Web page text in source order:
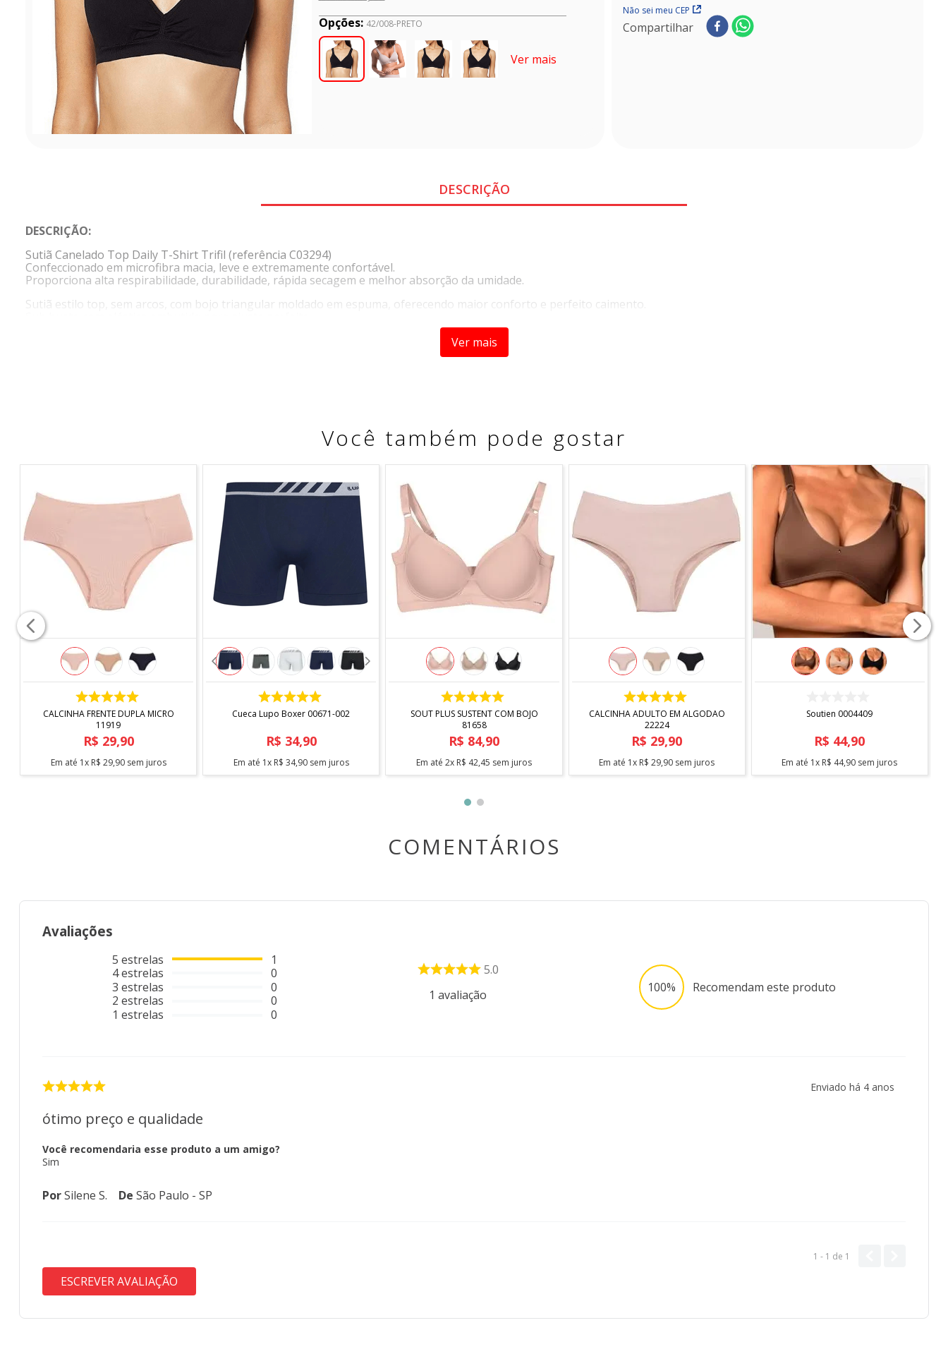
Opções: 42/008-PRETO
Ver mais
Não sei meu CEP
Compartilhar
DESCRIÇÃO
DESCRIÇÃO:
Sutiã Canelado Top Daily T-Shirt Trifil (referência C03294)
Confeccionado em microfibra macia, leve e extremamente confortável.
Proporciona alta respirabilidade, durabilidade, rápida secagem e melhor absorção da umidade.
Sutiã estilo top, sem arcos, com bojo triangular moldado em espuma, oferecendo maior conforto e perfeito caimento.
Forro:100% Poliéster.
Ver mais
Você também pode gostar
COMPRAR
CALCINHA FRENTE DUPLA MICRO
11919
R$ 29,90
Em até 1x R$ 29,90sem juros
COMPRAR
Cueca Lupo Boxer 00671-002
R$ 34,90
Em até 1x R$ 34,90sem juros
COMPRAR
SOUT PLUS SUSTENT COM BOJO
81658
R$ 84,90
Em até2x R$ 42,45 sem juros
COMPRAR
CALCINHA ADULTO EM ALGODAO
22224
R$ 29,90
Em até 1x R$ 29,90 sem juros
Soutien 0004409
R$ 44,90
Em até 1x R$ 44,90 sem juros
COMENTÁRIOS
Avaliações
5 estrelas
4estrelas
3 estrelas
2 estrelas
1 estrelas
1
0
0
0
0
5.0
1 avaliação 100% Recomendam este produto
Enviado há 4 anos
ótimo preço e qualidade
Você recomendaria esse produto a um amigo?
Sim
PorSilene S. De São Paulo - SP
1 - 1 de 1
ESCREVER AVALIAÇÃO